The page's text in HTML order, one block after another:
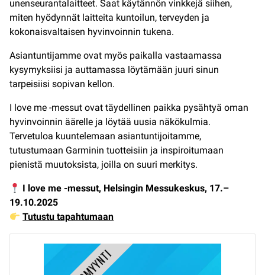
unenseurantalaitteet. Saat käytännön vinkkejä siihen,
miten hyödynnät laitteita kuntoilun, terveyden ja
kokonaisvaltaisen hyvinvoinnin tukena.
Asiantuntijamme ovat myös paikalla vastaamassa
kysymyksiisi ja auttamassa löytämään juuri sinun
tarpeisiisi sopivan kellon.
I love me -messut ovat täydellinen paikka pysähtyä oman
hyvinvoinnin äärelle ja löytää uusia näkökulmia.
Tervetuloa kuuntelemaan asiantuntijoitamme,
tutustumaan Garminin tuotteisiin ja inspiroitumaan
pienistä muutoksista, joilla on suuri merkitys.
I love me -messut, Helsingin Messukeskus, 17.–
19.10.2025
Tutustu tapahtumaan